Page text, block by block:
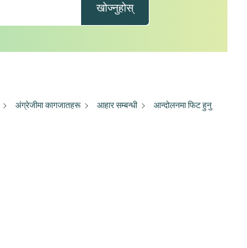
खोज्नुहोस्
अंग्रेजीमा कागजातहरू आहार सम्बन्धी आन्दोलनमा फिट हुनु